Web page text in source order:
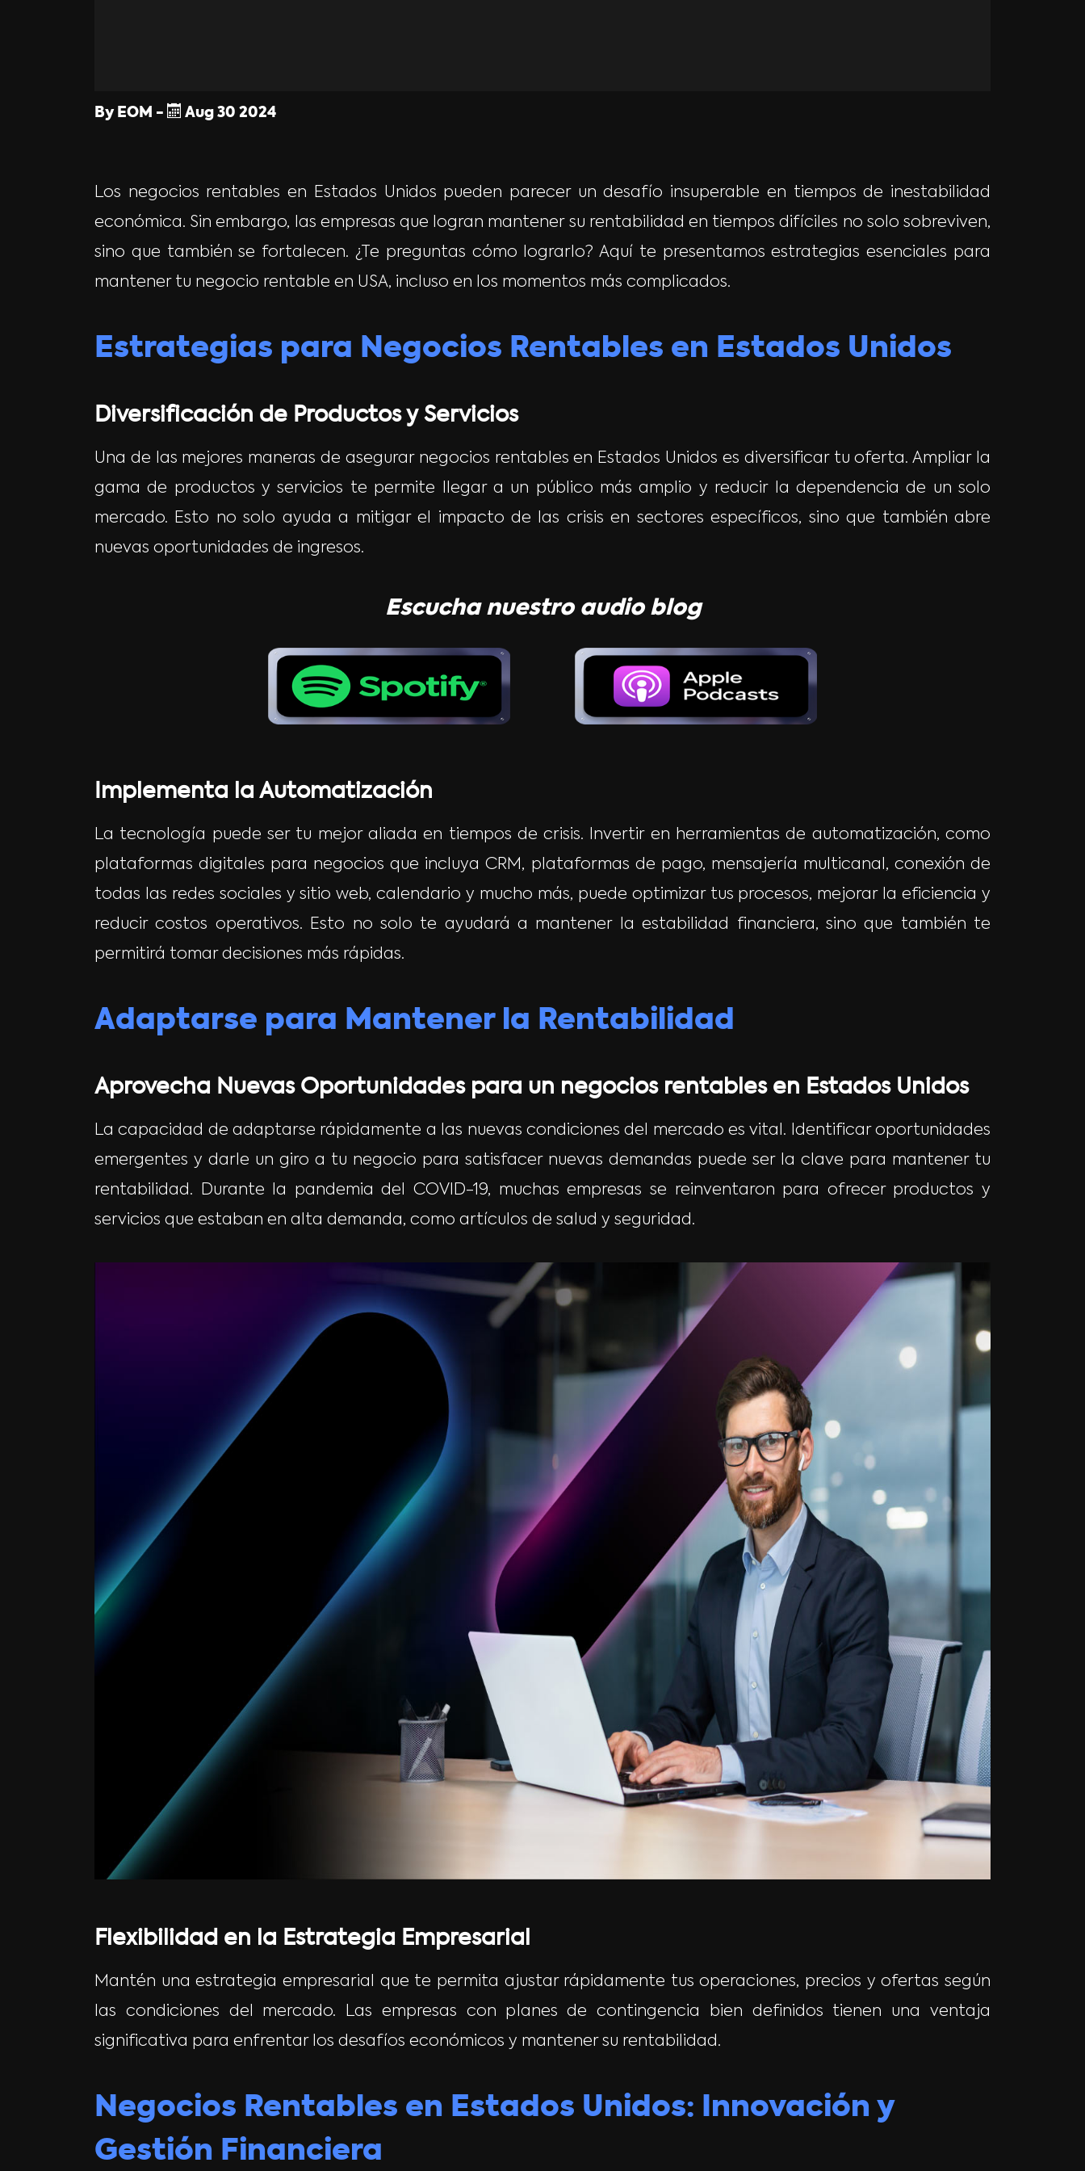
By EOM - Aug 30 2024
Los negocios rentables en Estados Unidos pueden parecer un desafío insuperable en tiempos de inestabilidad
económica. Sin embargo, las empresas que logran mantener su rentabilidad en tiempos difíciles no solo sobreviven,
sino que también se fortalecen. ¿Te preguntas cómo lograrlo? Aquí te presentamos estrategias esenciales para
mantener tu negocio rentable en USA, incluso en los momentos más complicados.
Estrategias para Negocios Rentables en Estados Unidos
Diversificación de Productos y Servicios
Una de las mejores maneras de asegurar negocios rentables en Estados Unidos es diversificar tu oferta. Ampliar la
gama de productos y servicios te permite llegar a un público más amplio y reducir la dependencia de un solo
mercado. Esto no solo ayuda a mitigar el impacto de las crisis en sectores específicos, sino que también abre
nuevas oportunidades de ingresos.
Escucha nuestro audio blog
Implementa la Automatización
La tecnología puede ser tu mejor aliada en tiempos de crisis. Invertir en herramientas de automatización, como
plataformas digitales para negocios que incluya CRM, plataformas de pago, mensajería multicanal, conexión de
todas las redes sociales y sitio web, calendario y mucho más, puede optimizar tus procesos, mejorar la eficiencia y
reducir costos operativos. Esto no solo te ayudará a mantener la estabilidad financiera, sino que también te
permitirá tomar decisiones más rápidas.
Adaptarse para Mantener la Rentabilidad
Aprovecha Nuevas Oportunidades para un negocios rentables en Estados Unidos
La capacidad de adaptarse rápidamente a las nuevas condiciones del mercado es vital. Identificar oportunidades
emergentes y darle un giro a tu negocio para satisfacer nuevas demandas puede ser la clave para mantener tu
rentabilidad. Durante la pandemia del COVID-19, muchas empresas se reinventaron para ofrecer productos y
servicios que estaban en alta demanda, como artículos de salud y seguridad.
Flexibilidad en la Estrategia Empresarial
Mantén una estrategia empresarial que te permita ajustar rápidamente tus operaciones, precios y ofertas según
las condiciones del mercado. Las empresas con planes de contingencia bien definidos tienen una ventaja
significativa para enfrentar los desafíos económicos y mantener su rentabilidad.
Negocios Rentables en Estados Unidos: Innovación y
Gestión Financiera